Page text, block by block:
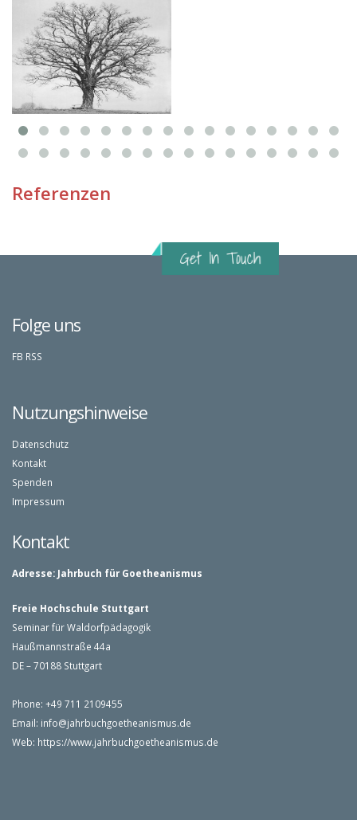
Referenzen
Folge uns
FB RSS
Nutzungshinweise
Datenschutz
Kontakt
Spenden
Impressum
Kontakt
Adresse: Jahrbuch für Goetheanismus
Freie Hochschule Stuttgart
Seminar für Waldorfpädagogik
Haußmannstraße 44a
DE – 70188 Stuttgart
Phone: +49 711 2109455
Email: info@jahrbuchgoetheanismus.de
Web: https://www.jahrbuchgoetheanismus.de